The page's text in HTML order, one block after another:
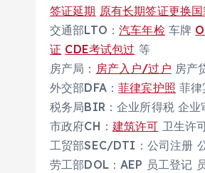
签证延期 原有长期签证更换
交通部LTO：汽车年检 车牌
证 CDE考试包过 等
房产局： 房产入户/过户 房产
外交部DFA：菲律宾护照 菲
税务局BIR：企业所得税 企
市政府CH： 建筑许可 卫生许
工贸部SEC/DTI：公司注册
劳工部DOL：AEP 员工登记